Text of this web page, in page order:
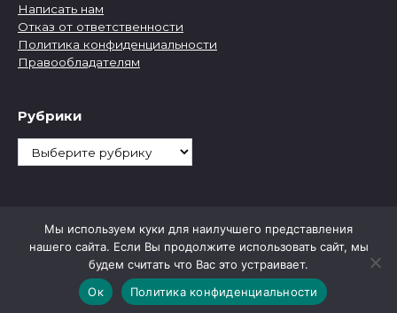
Написать нам
Отказ от ответственности
Политика конфиденциальности
Правообладателям
Рубрики
Рубрики
Мы используем куки для наилучшего представления
нашего сайта. Если Вы продолжите использовать сайт, мы
будем считать что Вас это устраивает.
Ок
Политика конфиденциальности